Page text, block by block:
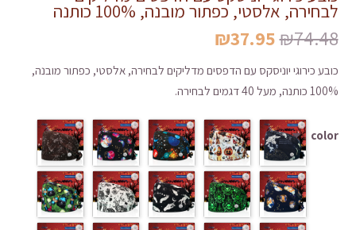
לבחירה, אלסטי, כפתור מובנה, 100% כותנה
₪74.48
המחיר
היה:
₪74.48.
₪37.95
הוא:
₪37.95.
כובע כירוגי יוניסקס עם הדפסים מדליקים לבחירה, אלסטי, כפתור מובנה,
100% כותנה, מעל 40 דגמים לבחירה.
color